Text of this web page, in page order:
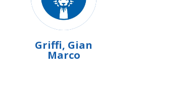
Griffi, Gian
Marco